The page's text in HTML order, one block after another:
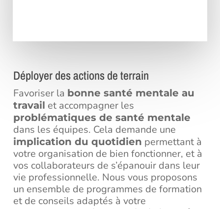
Déployer des actions de terrain
Favoriser la bonne santé mentale au
travail et accompagner les
problématiques de santé mentale
dans les équipes. Cela demande une
implication du quotidien permettant à
votre organisation de bien fonctionner, et à
vos collaborateurs de s’épanouir dans leur
vie professionnelle. Nous vous proposons
un ensemble de programmes de formation
et de conseils adaptés à votre